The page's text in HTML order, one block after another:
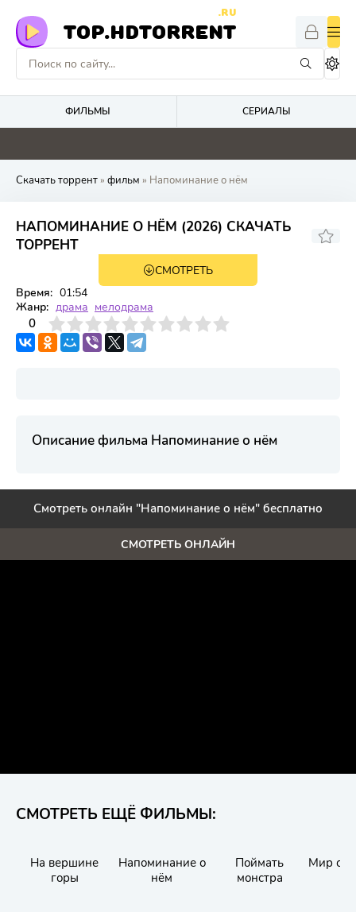
TOP.HDTORRENT
.RU
ФИЛЬМЫ СЕРИАЛЫ
0 0 0 0
Скачать торрент» фильм » Напоминание о нём
НАПОМИНАНИЕ О НЁМ (2026) СКАЧАТЬ
ТОРРЕНТ
СМОТРЕТЬ
Время: 01:54
Жанр: драма мелодрама
0
4 6 7 8 9 10
Описание фильма Напоминание о нём
Смотреть онлайн "Напоминание о нём" бесплатно
СМОТРЕТЬ ОНЛАЙН
СМОТРЕТЬ ЕЩЁ ФИЛЬМЫ:
На вершине
горы
Напоминание о
нём
Поймать
монстра
Мир